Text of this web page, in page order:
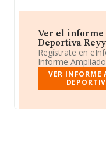
Ver el informe
Deportiva
Regístrate en
Informe
VER INFORME